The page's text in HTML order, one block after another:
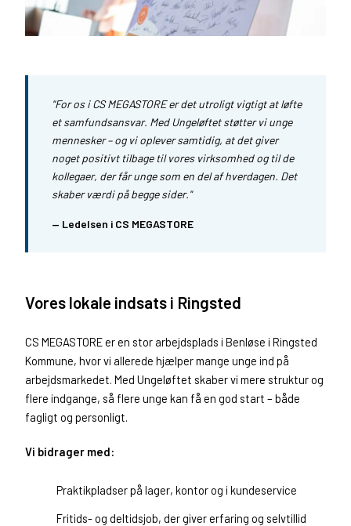
"For os i CS MEGASTORE er det utroligt vigtigt at løfte
et samfundsansvar. Med Ungeløftet støtter vi unge
mennesker – og vi oplever samtidig, at det giver
noget positivt tilbage til vores virksomhed og til de
kollegaer, der får unge som en del af hverdagen. Det
skaber værdi på begge sider."
— Ledelsen i CS MEGASTORE
Vores lokale indsats i Ringsted
CS MEGASTORE er en stor arbejdsplads i Benløse i Ringsted
Kommune, hvor vi allerede hjælper mange unge ind på
arbejdsmarkedet. Med Ungeløftet skaber vi mere struktur og
flere indgange, så flere unge kan få en god start – både
fagligt og personligt.
Vi bidrager med:
Praktikpladser på lager, kontor og i kundeservice
Fritids- og deltidsjob, der giver erfaring og selvtillid